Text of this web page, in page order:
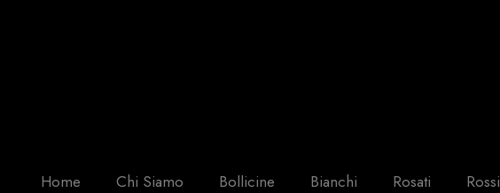
Home Chi Siamo Bollicine Bianchi Rosati Rossi